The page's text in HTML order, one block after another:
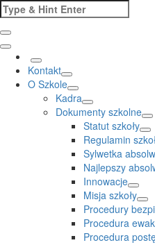
Skip
to
content
Search
for:
Kontakt
O Szkole
Kadra
Dokumenty szkolne
Statut szkoły
Regulamin
Sylwetka
Najlepszy
Innowacje
Misja szkoły
Procedury
Procedura
Procedura